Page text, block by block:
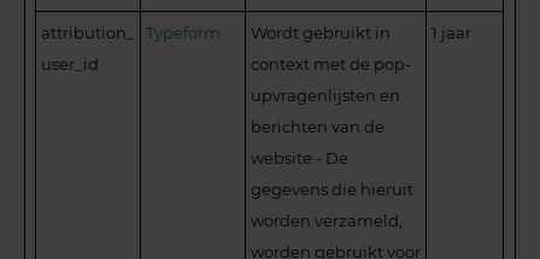
attribution_
user_id
Typeform
Wordt gebruikt in
context met de pop-
upvragenlijsten en
berichten van de
website - De
gegevens die hieruit
worden verzameld,
worden gebruikt voor
1 jaar